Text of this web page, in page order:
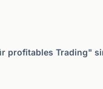
profitables Trading"